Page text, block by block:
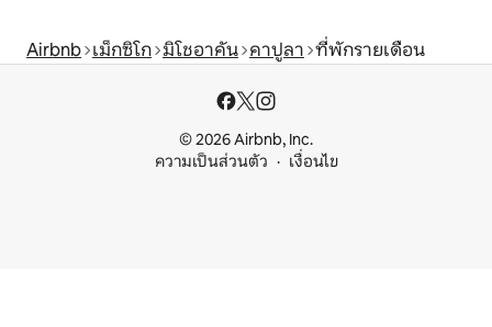
Airbnb เม็กซิโก มิโชอาคัน คาปูลา ที่พักรายเดือน
© 2026 Airbnb, Inc.
ความเป็นส่วนตัว
เงื่อนไข